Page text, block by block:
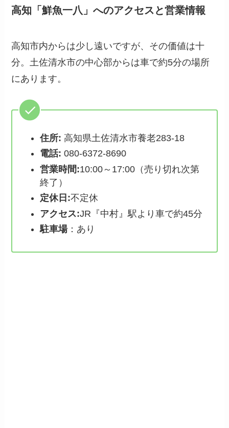
高知「鮮魚一八」へのアクセスと営業情報
高知市内からは少し遠いですが、その価値は十
分。土佐清水市の中心部からは車で約5分の場所
にあります。
住所: 高知県土佐清水市養老283-18
電話: 080-6372-8690
営業時間:10:00～17:00（売り切れ次第
終了）
定休日:不定休
アクセス:JR『中村』駅より車で約45分
駐車場：あり